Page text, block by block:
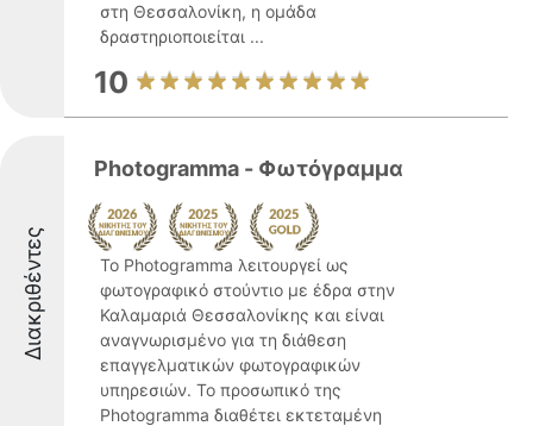
στη Θεσσαλονίκη, η ομάδα
δραστηριοποιείται ...
10
Διακριθέντες
Photogramma - Φωτόγραμμα
Το Photogramma λειτουργεί ως
φωτογραφικό στούντιο με έδρα στην
Καλαμαριά Θεσσαλονίκης και είναι
αναγνωρισμένο για τη διάθεση
επαγγελματικών φωτογραφικών
υπηρεσιών. Το προσωπικό της
Photogramma διαθέτει εκτεταμένη